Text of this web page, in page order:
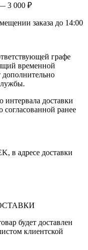
3 000 ₽
заказа до 14:00
графе
временной
дополнительно
доставки
согласованной ранее
в адресе доставки
будет доставлен
клиентской